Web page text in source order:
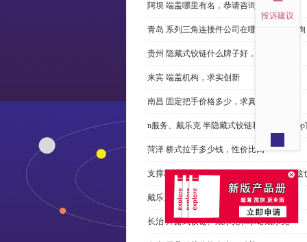
阿坝 端盖哪里有名，恭请咨询
青岛 系列三角连接件公司在哪里，免费咨询
贵州 隐藏式铰链什么牌子好，恭请来电
来宾 端盖机构，求实创新
南昌 固定把手价格多少，求真务实
n服务、戴乐克 半隐藏式铰链和米乐体育
菏泽 桥式拉手多少钱，性价比高
支撑杆质量不达标？无论价格多么便宜，这
戴乐克 系列三角螺母不好，但更好
长治 外露式铰链、戴乐克和承诺戴乐克
投诉建议